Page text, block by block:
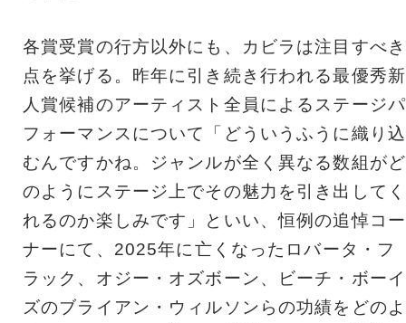
各賞受賞の行方以外にも、カビラは注目すべき
点を挙げる。昨年に引き続き行われる最優秀新
人賞候補のアーティスト全員によるステージパ
フォーマンスについて「どういうふうに織り込
むんですかね。ジャンルが全く異なる数組がど
のようにステージ上でその魅力を引き出してく
れるのか楽しみです」といい、恒例の追悼コー
ナーにて、2025年に亡くなったロバータ・フ
ラック、オジー・オズボーン、ビーチ・ボーイ
ズのブライアン・ウィルソンらの功績をどのよ